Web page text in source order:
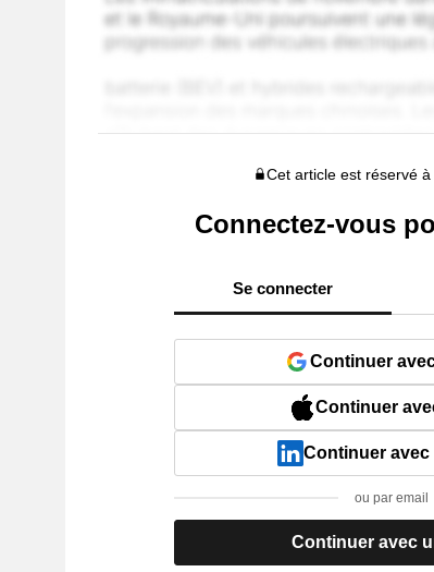
Cet article est réservé
Connectez-vous
Se connecter
Continuer
Continuer
Continuer avec
ou par email
Continuer avec